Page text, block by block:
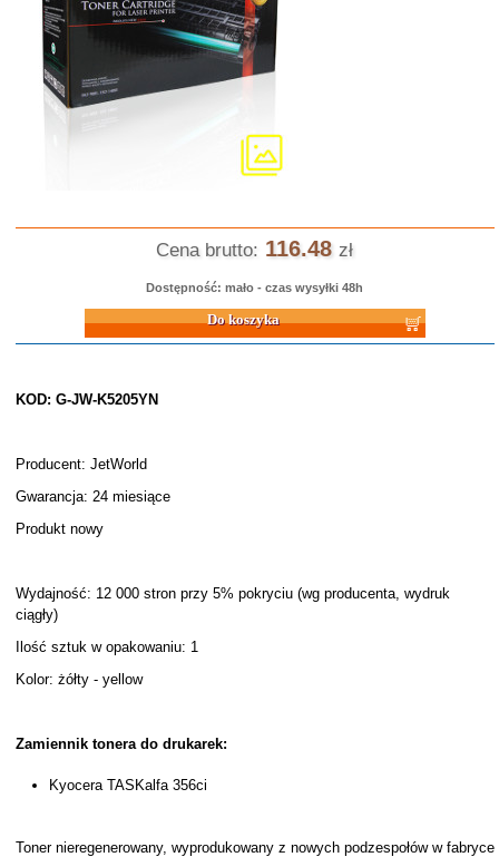
Cena brutto: 116.48 zł
Dostępność: mało - czas wysyłki 48h
Do koszyka
KOD: G-JW-K5205YN
Producent: JetWorld
Gwarancja: 24 miesiące
Produkt nowy
Wydajność: 12 000 stron przy 5% pokryciu (wg producenta, wydruk
ciągły)
Ilość sztuk w opakowaniu: 1
Kolor: żółty - yellow
Zamiennik tonera do drukarek:
Kyocera TASKalfa 356ci
Toner nieregenerowany, wyprodukowany z nowych podzespołów w fabryce